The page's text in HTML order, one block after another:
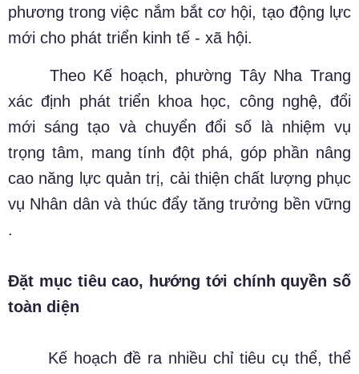
phương trong việc nắm bắt cơ hội, tạo động lực
mới cho phát triển kinh tế - xã hội.
Theo Kế hoạch, phường Tây Nha Trang
xác định phát triển khoa học, công nghệ, đổi
mới sáng tạo và chuyển đổi số là nhiệm vụ
trọng tâm, mang tính đột phá, góp phần nâng
cao năng lực quản trị, cải thiện chất lượng phục
vụ Nhân dân và thúc đẩy tăng trưởng bền vững
.
Đặt mục tiêu cao, hướng tới chính quyền số
toàn diện
Kế hoạch đề ra nhiều chỉ tiêu cụ thể, thể